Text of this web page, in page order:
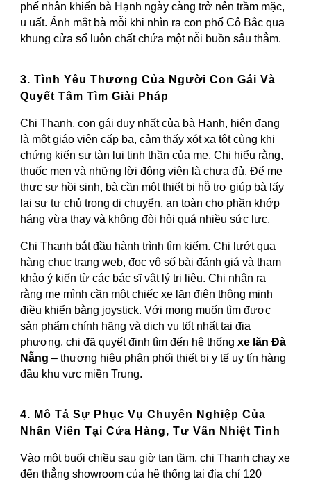
phế nhân khiến bà Hạnh ngày càng trở nên trầm mặc,
u uất. Ánh mắt bà mỗi khi nhìn ra con phố Cô Bắc qua
khung cửa sổ luôn chất chứa một nỗi buồn sâu thẳm.
3. Tình Yêu Thương Của Người Con Gái Và
Quyết Tâm Tìm Giải Pháp
Chị Thanh, con gái duy nhất của bà Hạnh, hiện đang
là một giáo viên cấp ba, cảm thấy xót xa tột cùng khi
chứng kiến sự tàn lụi tinh thần của mẹ. Chị hiểu rằng,
thuốc men và những lời động viên là chưa đủ. Để mẹ
thực sự hồi sinh, bà cần một thiết bị hỗ trợ giúp bà lấy
lại sự tự chủ trong di chuyển, an toàn cho phần khớp
háng vừa thay và không đòi hỏi quá nhiều sức lực.
Chị Thanh bắt đầu hành trình tìm kiếm. Chị lướt qua
hàng chục trang web, đọc vô số bài đánh giá và tham
khảo ý kiến từ các bác sĩ vật lý trị liệu. Chị nhận ra
rằng mẹ mình cần một chiếc xe lăn điện thông minh
điều khiển bằng joystick. Với mong muốn tìm được
sản phẩm chính hãng và dịch vụ tốt nhất tại địa
phương, chị đã quyết định tìm đến hệ thốngxe lăn Đà
Nẵng – thương hiệu phân phối thiết bị y tế uy tín hàng
đầu khu vực miền Trung.
4. Mô Tả Sự Phục Vụ Chuyên Nghiệp Của
Nhân Viên Tại Cửa Hàng, Tư Vấn Nhiệt Tình
Vào một buổi chiều sau giờ tan tầm, chị Thanh chạy xe
đến thẳng showroom của hệ thống tại địa chỉ 120